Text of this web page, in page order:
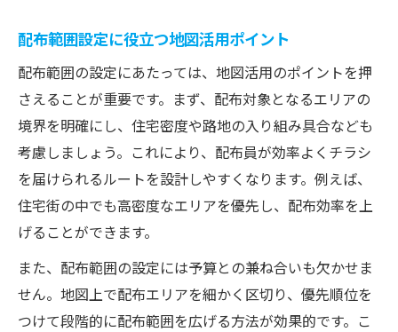
配布範囲設定に役立つ地図活用ポイント
配布範囲の設定にあたっては、地図活用のポイントを押
さえることが重要です。まず、配布対象となるエリアの
境界を明確にし、住宅密度や路地の入り組み具合なども
考慮しましょう。これにより、配布員が効率よくチラシ
を届けられるルートを設計しやすくなります。例えば、
住宅街の中でも高密度なエリアを優先し、配布効率を上
げることができます。
また、配布範囲の設定には予算との兼ね合いも欠かせま
せん。地図上で配布エリアを細かく区切り、優先順位を
つけて段階的に配布範囲を広げる方法が効果的です。こ